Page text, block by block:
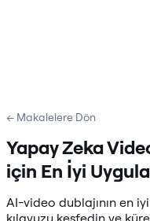
← Makalelere Dön
Yapay Zeka
için En İyi
AI-video dublajının en
kılavuzu keşfedin ve